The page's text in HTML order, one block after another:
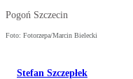
Pogoń Szczecin
Foto: Fotorzepa/Marcin Bielecki
Stefan Szczepłek